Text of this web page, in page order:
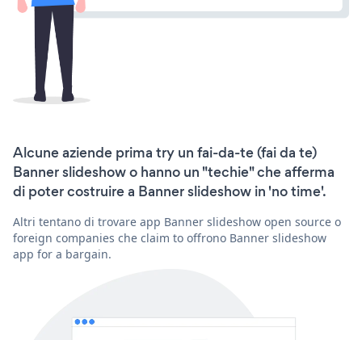
Alcune aziende prima try un fai-da-te (fai da te)
Banner slideshow o hanno un "techie" che afferma
di poter costruire a Banner slideshow in 'no time'.
Altri tentano di trovare app Banner slideshow open source o
foreign companies che claim to offrono Banner slideshow
app for a bargain.